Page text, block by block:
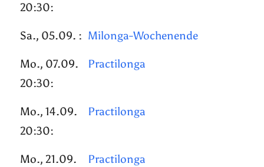
20:30:
Sa., 05.09. : Milonga-Wochenende
Mo., 07.09.
20:30:
Practilonga
Mo., 14.09.
20:30:
Practilonga
Mo., 21.09.
Practilonga